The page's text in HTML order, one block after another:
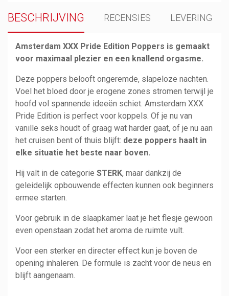
BESCHRIJVING RECENSIES LEVERING
Amsterdam XXX Pride Edition Poppers is gemaakt
voor maximaal plezier en een knallend orgasme.
Deze poppers belooft ongeremde, slapeloze nachten.
Voel het bloed door je erogene zones stromen terwijl je
hoofd vol spannende ideeën schiet. Amsterdam XXX
Pride Edition is perfect voor koppels. Of je nu van
vanille seks houdt of graag wat harder gaat, of je nu aan
het cruisen bent of thuis blijft: deze poppers haalt in
elke situatie het beste naar boven.
Hij valt in de categorie STERK, maar dankzij de
geleidelijk opbouwende effecten kunnen ook beginners
ermee starten.
Voor gebruik in de slaapkamer laat je het flesje gewoon
even openstaan zodat het aroma de ruimte vult.
Voor een sterker en directer effect kun je boven de
opening inhaleren. De formule is zacht voor de neus en
blijft aangenaam.